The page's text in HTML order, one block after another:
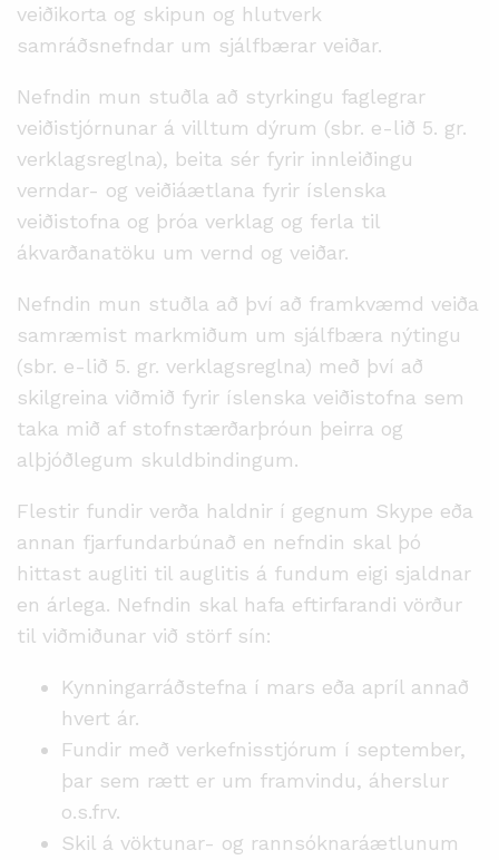
veiðikorta og skipun og hlutverk
samráðsnefndar um sjálfbærar veiðar.
Nefndin mun stuðla að styrkingu faglegrar
veiðistjórnunar á villtum dýrum (sbr. e-lið 5. gr.
verklagsreglna), beita sér fyrir innleiðingu
verndar- og veiðiáætlana fyrir íslenska
veiðistofna og þróa verklag og ferla til
ákvarðanatöku um vernd og veiðar.
Nefndin mun stuðla að því að framkvæmd veiða
samræmist markmiðum um sjálfbæra nýtingu
(sbr. e-lið 5. gr. verklagsreglna) með því að
skilgreina viðmið fyrir íslenska veiðistofna sem
taka mið af stofnstærðarþróun þeirra og
alþjóðlegum skuldbindingum.
Flestir fundir verða haldnir í gegnum Skype eða
annan fjarfundarbúnað en nefndin skal þó
hittast augliti til auglitis á fundum eigi sjaldnar
en árlega. Nefndin skal hafa eftirfarandi vörður
til viðmiðunar við störf sín:
Kynningarráðstefna í mars eða apríl annað
hvert ár.
Fundir með verkefnisstjórum í september,
þar sem rætt er um framvindu, áherslur
o.s.frv.
Skil á vöktunar- og rannsóknaráætlunum